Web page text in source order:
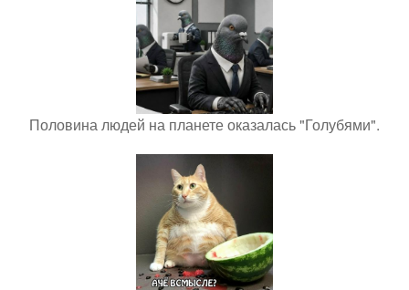
Половина людей на планете оказалась "Голубями".